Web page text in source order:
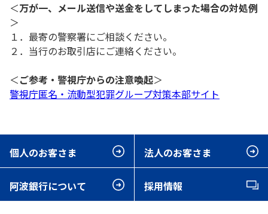
＜万が一、メール送信や送金をしてしまった場合の対処例
＞
１．最寄の警察署にご相談ください。
２．当行のお取引店にご連絡ください。
＜ご参考・警視庁からの注意喚起＞
警視庁匿名・流動型犯罪グループ対策本部サイト
個人のお客さま 法人のお客さま
阿波銀行について 採用情報